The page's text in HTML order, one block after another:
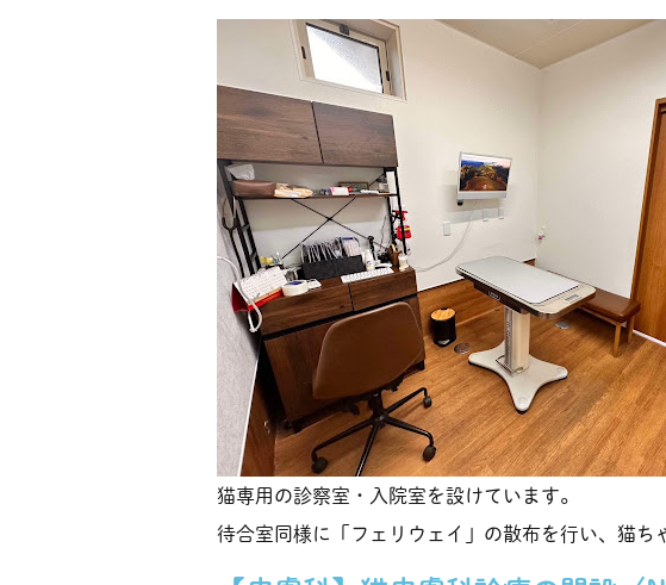
猫専用の診察室・入院室を設けています。
待合室同様に「フェリウェイ」の散布を行い、猫ち